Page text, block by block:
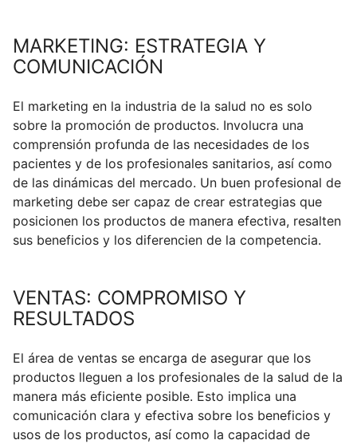
MARKETING: ESTRATEGIA Y
COMUNICACIÓN
El marketing en la industria de la salud no es solo
sobre la promoción de productos. Involucra una
comprensión profunda de las necesidades de los
pacientes y de los profesionales sanitarios, así como
de las dinámicas del mercado. Un buen profesional de
marketing debe ser capaz de crear estrategias que
posicionen los productos de manera efectiva, resalten
sus beneficios y los diferencien de la competencia.
VENTAS: COMPROMISO Y
RESULTADOS
El área de ventas se encarga de asegurar que los
productos lleguen a los profesionales de la salud de la
manera más eficiente posible. Esto implica una
comunicación clara y efectiva sobre los beneficios y
usos de los productos, así como la capacidad de